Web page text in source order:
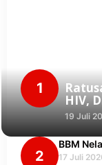
1
HIV,
19 Juli
2
BBM
17 Juli